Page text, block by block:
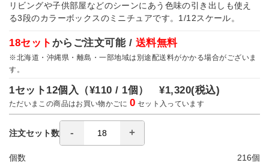
リビングや子供部屋などのシーンにあう色味の引き出しも使え
る3段のカラーボックスのミニチュアです。1/12スケール。
18セット からご注文可能 / 送料無料
※北海道・沖縄県・離島・一部地域は別途配送料がかかる場合がございま
す。
1セット12個入（¥110 / 1個）¥1,320(税込)
ただいまこの商品はお買い物かごに0 セット入っています
注文セット数
個数 216個